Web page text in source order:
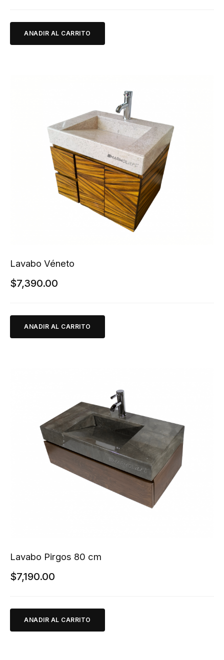
ANADIR AL CARRITO
Lavabo Véneto
$7,390.00
ANADIR AL CARRITO
Lavabo Pirgos 80 cm
$7,190.00
ANADIR AL CARRITO